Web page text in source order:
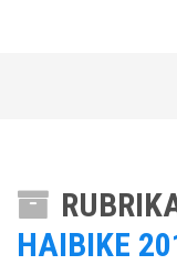
HAIBIKE